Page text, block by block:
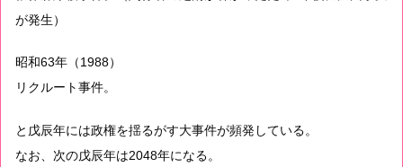
が発生）
昭和63年（1988）
リクルート事件。
と戊辰年には政権を揺るがす大事件が頻発している。
なお、次の戊辰年は2048年になる。